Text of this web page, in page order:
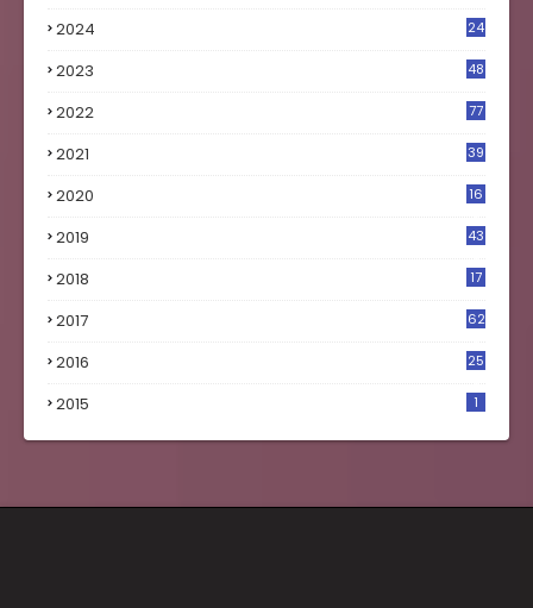
2024 24
2023
48
2022 77
2021 39
2020
16
2019
43
2018
17
2017
62
2016
25
2015 1